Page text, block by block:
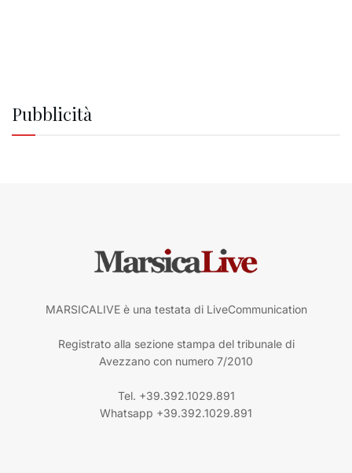
Pubblicità
MARSICALIVE è una testata di LiveCommunication
Registrato alla sezione stampa del tribunale di
Avezzano con numero 7/2010
Tel. +39.392.1029.891
Whatsapp +39.392.1029.891